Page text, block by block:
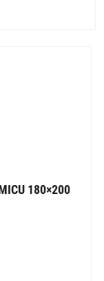
180×200